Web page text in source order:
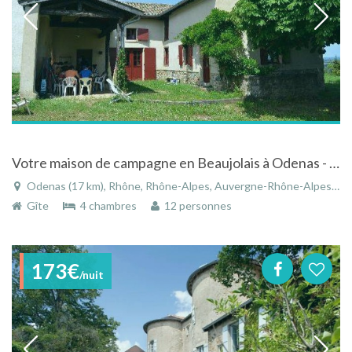
Votre maison de campagne en Beaujolais à Odenas - Rhône - Rhône-Alpes
Odenas (17 km), Rhône, Rhône-Alpes, Auvergne-Rhône-Alpes, France
Gîte
4 chambres 12 personnes
173€/nuit